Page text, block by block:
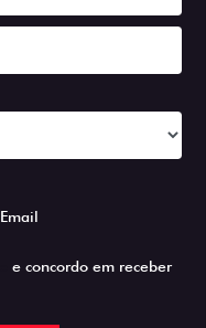
Email
e concordo em receber